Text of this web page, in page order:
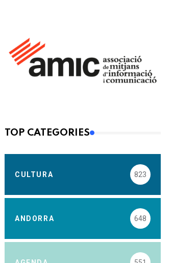
TOP CATEGORIES
CULTURA 823
ANDORRA 648